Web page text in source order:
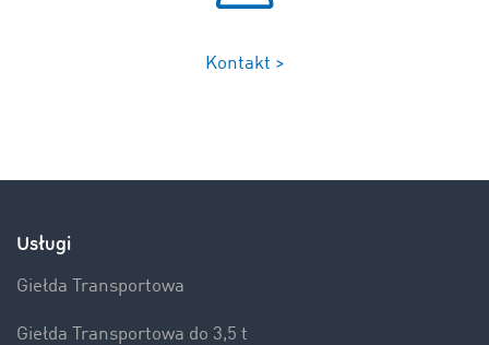
Kontakt >
Usługi
Giełda Transportowa
Giełda Transportowa do 3,5 t